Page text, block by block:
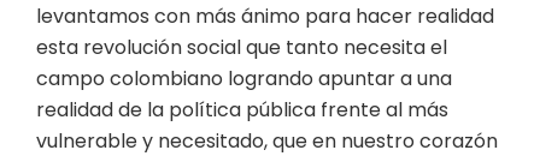
levantamos con más ánimo para hacer realidad
esta revolución social que tanto necesita el
campo colombiano logrando apuntar a una
realidad de la política pública frente al más
vulnerable y necesitado, que en nuestro corazón